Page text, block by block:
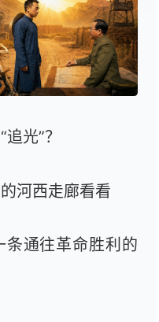
光”？
河西走廊看看
条通往革命胜利的